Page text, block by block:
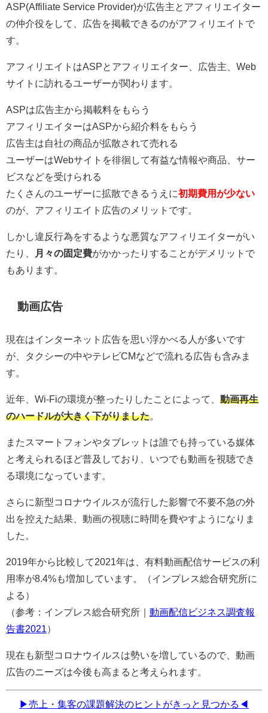
ASP(Affiliate Service Provider)が広告主とアフィリエイター
の仲介役をして、広告を掲載できるのがアフィリエイトで
す。
アフィリエイトはASPとアフィリエイター、広告主、Web
サイトに訪れるユーザーが関わります。
ASPは広告主から掲載料をもらう
アフィリエイターはASPから紹介料をもらう
広告主は自社の商品が拡散されて売れる
ユーザーはWebサイトを徘徊して有益な情報や商品、サー
ビスなどを受けられる
たくさんのユーザーに拡散できるうえに初期費用が少ない
のが、アフィリエイト広告のメリットです。
しかし違反行為をするような悪質なアフィリエイターがい
たり、
月々の固定費がかかったりすることがデメリットで
もあります。
動画広告
現在はインターネット広告を思い浮かべる人が多いです
が、タクシーの中やテレビCMなどで流れる広告も含みま
す。
近年、Wi-Fiの環境が整ったりしたことによって、 動画再生
のハードルが大きく下がりました
またスマートフォンやタブレットは誰でも持っている媒体
と考えられるほど普及しており、いつでも動画を視聴でき
る環境になっています。
さらに新型コロナウイルスが流行した影響で不要不急の外
出を控えた結果、動画の視聴に時間を費やすようになりま
した。
2019年から比較して2021年は、有料動画配信サービスの利
用率が8.4%も増加しています。（インプレス総合研究所に
よる）
（参考：インプレス総合研究所｜ 動画配信ビジネス調査報
告書2021 ）
現在も新型コロナウイルスは勢いを増しているので、動画
広告のニーズは今後も高まると考えられます。
▶売上・集客の課題解決のヒントがきっと見つかる◀